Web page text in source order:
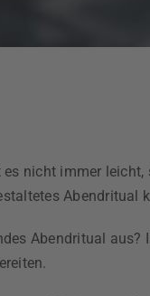
nicht immer
Abendritual
Abendritual